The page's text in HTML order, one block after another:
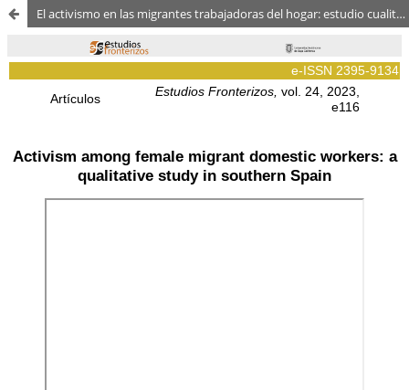
El activismo en las migrantes trabajadoras del hogar: estudio cualitativo en el sur de España